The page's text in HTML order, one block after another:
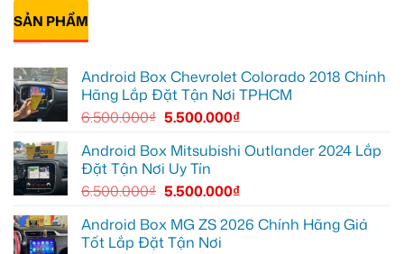
Đức
cần
ánh
sáng
Suzuki
XL7
tại
ghi
mọi
cung
Android
Box
cho
tại
Quận
xem
luận
ở
Anh
Android
box
Geely
EX2
Quận
Gò
Vấp
xem
dẫn
đường
SẢN PHẨM
Android Box Chevrolet Colorado 2018 Chính
Hãng Lắp Đặt Tận Nơi TPHCM
6.500.000₫ 5.500.000₫
Android Box Mitsubishi Outlander 2024 Lắp
Đặt Tận Nơi Uy Tín
6.500.000₫ 5.500.000₫
Android Box MG ZS 2026 Chính Hãng Giá
Tốt Lắp Đặt Tận Nơi